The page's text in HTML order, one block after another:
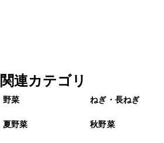
関連カテゴリ
野菜 ねぎ・長ねぎ
夏野菜 秋野菜